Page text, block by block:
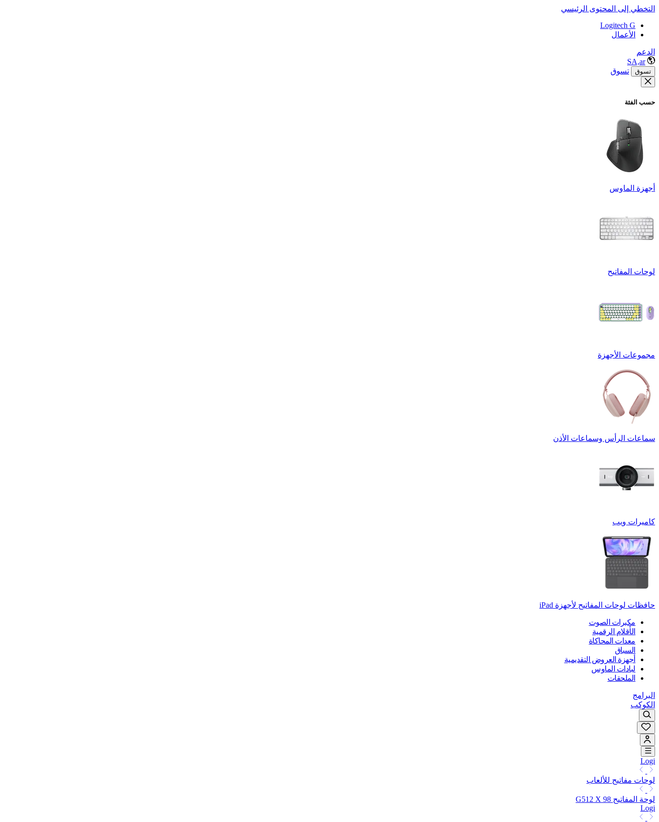
التخطي إلى المحتوى الرئيسي
Logitech G
الأعمال
الدعم
SA,ar
تسوق تسوق
حسب الفئة
أجهزة الماوس
لوحات المفاتيح
مجموعات الأجهزة
سماعات الرأس وسماعات الأذن
كاميرات ويب
حافظات لوحات المفاتيح لأجهزة ‏iPad
مكبرات الصوت
الأقلام الرقمية
معدات المحاكاة
السباق
أجهزة العروض التقديمية
لبادات الماوس
الملحقات
البرامج
الكوكب
Logi
لوحات مفاتيح للألعاب
لوحة المفاتيح G512 X 98
Logi